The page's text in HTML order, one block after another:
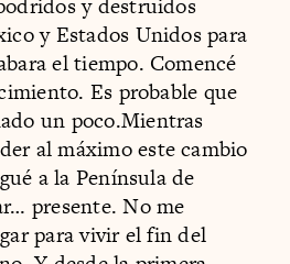
y destruidos
y Estados Unidos para
el tiempo. Comencé
Es probable que
un poco.Mientras
al máximo este cambio
a la Península de
presente. No me
para vivir el fin del